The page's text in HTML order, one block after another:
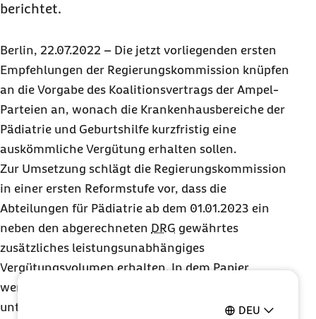
DEU
berichtet.
Berlin, 22.07.2022 – Die jetzt vorliegenden ersten
Empfehlungen der Regierungskommission knüpfen
an die Vorgabe des Koalitionsvertrags der Ampel-
Parteien an, wonach die Krankenhausbereiche der
Pädiatrie und Geburtshilfe kurzfristig eine
auskömmliche Vergütung erhalten sollen.
Zur Umsetzung schlägt die Regierungskommission
in einer ersten Reformstufe vor, dass die
Abteilungen für Pädiatrie ab dem 01.01.2023 ein
neben den abgerechneten DRG gewährtes
zusätzliches leistungsunabhängiges
Vergütungsvolumen erhalten. In dem Papier
werden dazu vier alternative Vorschläge
unterbreitet. Interessant ist dabei ein Modell (C),